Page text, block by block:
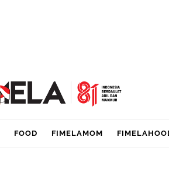
FOOD FIMELAMOM